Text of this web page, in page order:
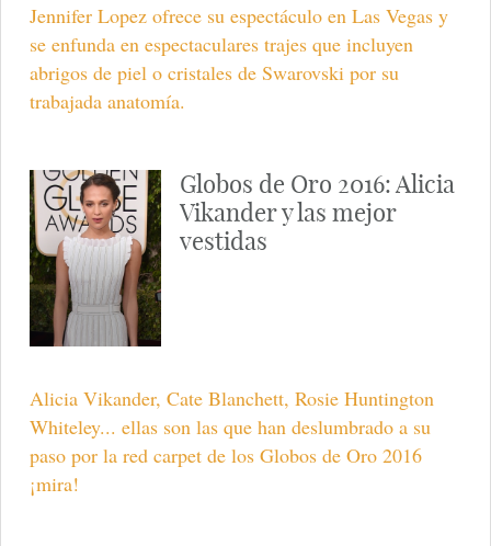
Jennifer Lopez ofrece su espectáculo en Las Vegas y
se enfunda en espectaculares trajes que incluyen
abrigos de piel o cristales de Swarovski por su
trabajada anatomía.
Globos de Oro 2016: Alicia
Vikander y las mejor
vestidas
Alicia Vikander, Cate Blanchett, Rosie Huntington
Whiteley... ellas son las que han deslumbrado a su
paso por la red carpet de los Globos de Oro 2016
¡mira!